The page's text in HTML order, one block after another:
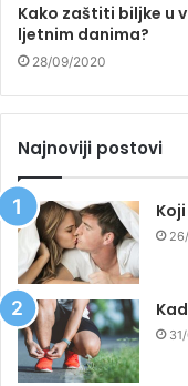
Kako zaštiti biljke u
ljetnim danima?
28/09/2020
Najnoviji postovi